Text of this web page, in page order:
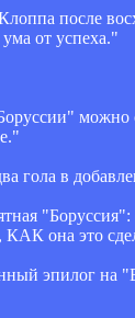
после
от успеха."
гола в
КАК она это
эпилог на